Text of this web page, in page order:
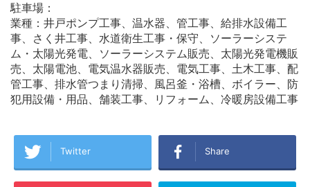
駐車場：
業種：井戸ポンプ工事、温水器、管工事、給排水設備工
事、さく井工事、水道衛生工事・保守、ソーラーシステ
ム・太陽光発電、ソーラーシステム販売、太陽光発電機販
売、太陽電池、電気温水器販売、電気工事、土木工事、配
管工事、排水管つまり清掃、風呂釜・浴槽、ボイラー、防
犯用設備・用品、舗装工事、リフォーム、冷暖房設備工事
Twitter Share